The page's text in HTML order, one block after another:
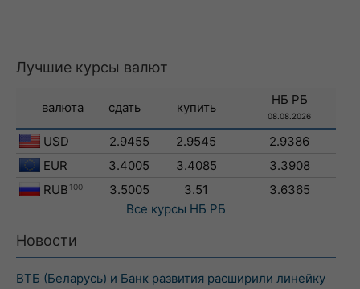
Лучшие курсы валют
валюта сдать купить
НБ РБ
08.08.2026
USD 2.9455 2.9545
2.9386
EUR
3.4005 3.4085
3.3908
RUB 100 3.5005 3.51
3.6365
Все курсы НБ РБ
Новости
ВТБ (Беларусь) и Банк развития расширили линейку